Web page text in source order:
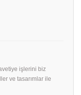
işlerini biz
ve tasarımlar ile